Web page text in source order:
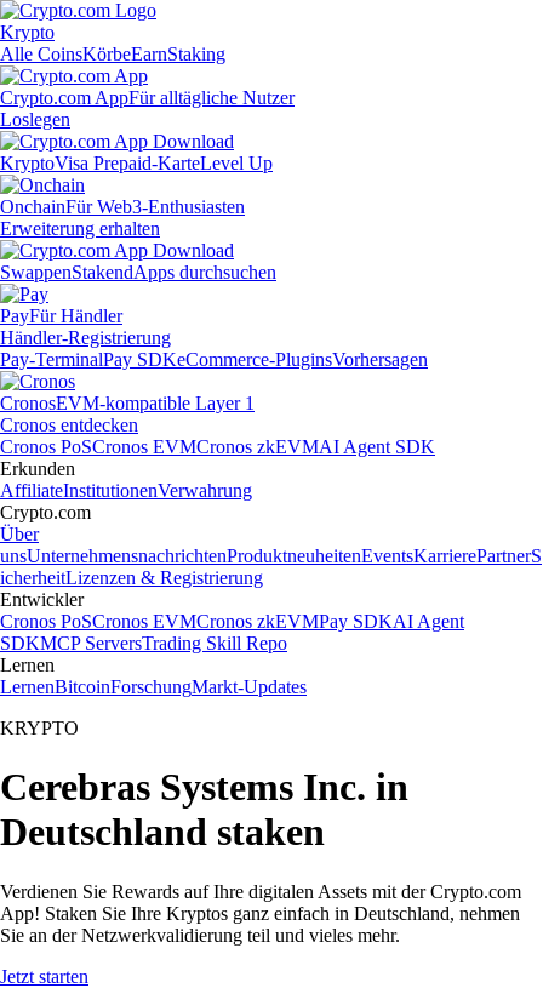
Krypto
Alle CoinsKörbeEarnStaking
Crypto.com AppFür alltägliche Nutzer
Loslegen
KryptoVisa Prepaid-KarteLevel Up
OnchainFür Web3-Enthusiasten
Erweiterung erhalten
SwappenStakendApps durchsuchen
PayFür Händler
Händler-Registrierung
Pay-TerminalPay SDKeCommerce-PluginsVorhersagen
CronosEVM-kompatible Layer 1
Cronos entdecken
Cronos PoSCronos EVMCronos zkEVMAI Agent SDK
Erkunden
AffiliateInstitutionenVerwahrung
Crypto.com
Über
unsUnternehmensnachrichtenProduktneuheitenEventsKarrierePartnerS
icherheitLizenzen & Registrierung
Entwickler
Cronos PoSCronos EVMCronos zkEVMPay SDKAI Agent
SDKMCP ServersTrading Skill Repo
Lernen
LernenBitcoinForschungMarkt-Updates
KRYPTO
Cerebras Systems Inc. in
Deutschland staken
Verdienen Sie Rewards auf Ihre digitalen Assets mit der Crypto.com
App! Staken Sie Ihre Kryptos ganz einfach in Deutschland, nehmen
Sie an der Netzwerkvalidierung teil und vieles mehr.
Jetzt starten